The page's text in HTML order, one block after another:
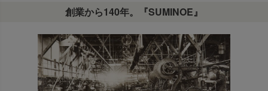
創業から140年。『SUMINOE』